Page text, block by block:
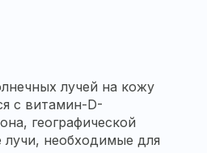
лучей на кожу
с витамин-D-
географической
необходимые для